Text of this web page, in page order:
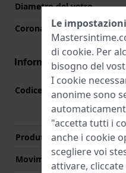
Diametro del vetro
Corona
Informazioni del
Codice Movimento
Produttore Movimento
Movimento svizzero
Le
di cookie. Per
bisogno del
I cookie
anonime sono
"accetta tutti i
anche i cookie
scegliere voi
attivare,